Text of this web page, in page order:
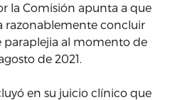
la Comisión apunta a que
razonablemente concluir
paraplejia al momento de
de 2021.
en su juicio clínico que